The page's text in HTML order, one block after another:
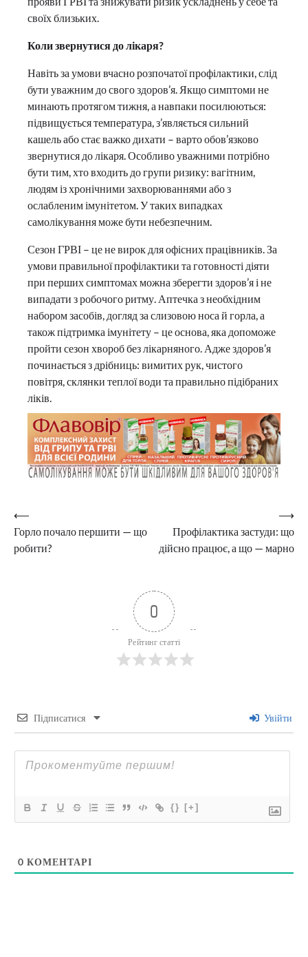
своїх близьких.
Коли звернутися до лікаря?
Навіть за умови вчасно розпочатої профілактики, слід
бути уважним до свого здоров’я. Якщо симптоми не
минають протягом тижня, а навпаки посилюються:
підвищується температура, з’являється сильний
кашель або стає важко дихати – варто обов’язково
звернутися до лікаря. Особливо уважними потрібно
бути тим, хто входить до групи ризику: вагітним,
людям із хронічними захворюваннями або з
ослабленим імунітетом. У таких випадках
самолікування може бути небезпечним.
Сезон ГРВІ – це не вирок для офісних працівників. За
умови правильної профілактики та готовності діяти
при перших симптомах можна зберегти здоров’я і не
випадати з робочого ритму. Аптечка з необхідним
набором засобів, догляд за слизовою носа й горла, а
також підтримка імунітету – це основа, яка допоможе
пройти сезон хвороб без лікарняного. Адже здоров’я
починається з дрібниць: вимитих рук, чистого
повітря, склянки теплої води та правильно підібраних
ліків.
Навігація
записів
⟵
Горло почало першити — що
робити?
Профілактика застуди: що
дійсно працює, а що — марно
⟶
0
Рейтинг статті
Підписатися Увійти
{} [+]
0 КОМЕНТАРІ